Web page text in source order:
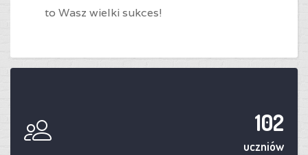
to Wasz wielki sukces!
102
uczniów